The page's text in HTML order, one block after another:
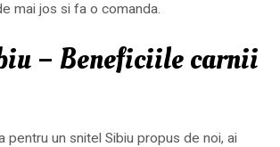
mai jos si fa o comanda.
– Beneficiile carnii
pentru un snitel Sibiu propus de noi, ai